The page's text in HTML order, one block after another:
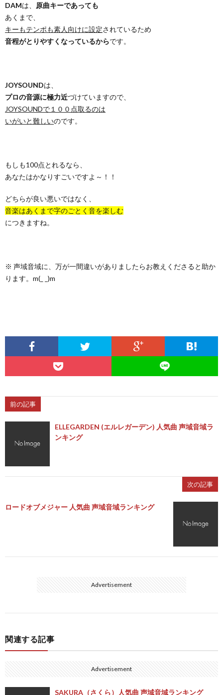
DAMは、 原曲キーであっても
あくまで、
キーもテンポも素人向けに設定されているため
音程がとりやすくなっているからです。
JOYSOUNDは、
プロの音源に極力近づけていますので、
JOYSOUNDで１００点取るのは
いがいと難しいのです。
もしも100点とれるなら、
あなたはかなりすごいですよ～！！
どちらが良い悪いではなく、
音楽はあくまで字のごとく音を楽しむ
につきますね。
※ 声域音域に、万が一間違いがありましたらお教えくださると助か
ります。m(_ _)m
前の記事
ELLEGARDEN (エルレガーデン) 人気曲 声域音域ラ
ンキング
次の記事
ロードオブメジャー 人気曲 声域音域ランキング
Advertisement
関連する記事
Advertisement
SAKURA（さくら）人気曲 声域音域ランキング